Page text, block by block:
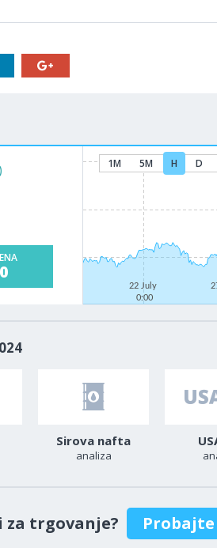
1M 5M H D
22 July
0:00
Sirova nafta
analiza
za trgovanje?